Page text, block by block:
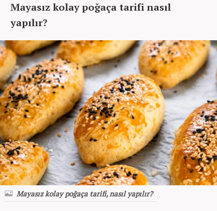
Mayasız kolay poğaça tarifi nasıl
yapılır?
Mayasız kolay poğaça tarifi, nasıl yapılır?